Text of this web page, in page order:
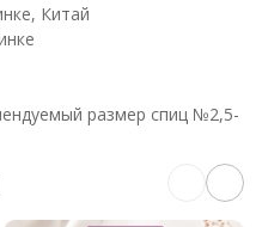
Китай
размер спиц №2,5-